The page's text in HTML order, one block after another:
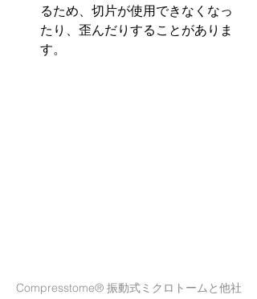
るため、切片が使用できなくなっ
たり、歪んだりすることがありま
す。
Compresstome® 振動式ミクロトームと他社